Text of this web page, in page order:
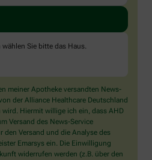
wählen Sie bitte das Haus.
meiner Apotheke versandten News-
der Alliance Healthcare Deutschland
wird. Hiermit willige ich ein, dass AHD
Versand des News-Service
den Versand und die Analyse des
Emarsys ein. Die Einwilligung
widerrufen werden (z.B. über den